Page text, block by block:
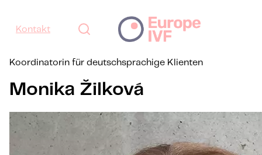
Kontakt
Koordinatorin für deutschsprachige Klienten
Monika Žilková